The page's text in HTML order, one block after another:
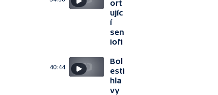
ort
ujíc
í
sen
ioři
40:44
Bol
esti
hla
vy